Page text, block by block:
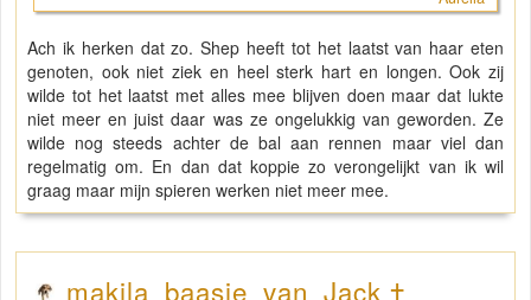
Ach ik herken dat zo. Shep heeft tot het laatst van haar eten
genoten, ook niet ziek en heel sterk hart en longen. Ook zij
wilde tot het laatst met alles mee blijven doen maar dat lukte
niet meer en juist daar was ze ongelukkig van geworden. Ze
wilde nog steeds achter de bal aan rennen maar viel dan
regelmatig om. En dan dat koppie zo verongelijkt van ik wil
graag maar mijn spieren werken niet meer mee.
makila_baasje_van_Jack †